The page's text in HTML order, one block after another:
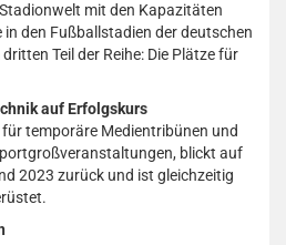
mit den Kapazitäten
den Fußballstadien der deutschen
Teil der Reihe: Die Plätze für
auf Erfolgskurs
temporäre Medientribünen und
blickt auf
2023 zurück und ist gleichzeitig